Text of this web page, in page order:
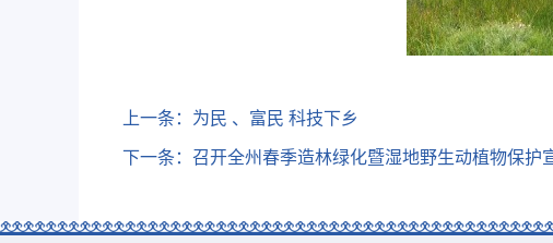
上一条： 为民 、富民 科技下乡
下一条： 召开全州春季造林绿化暨湿地野生动植物保护